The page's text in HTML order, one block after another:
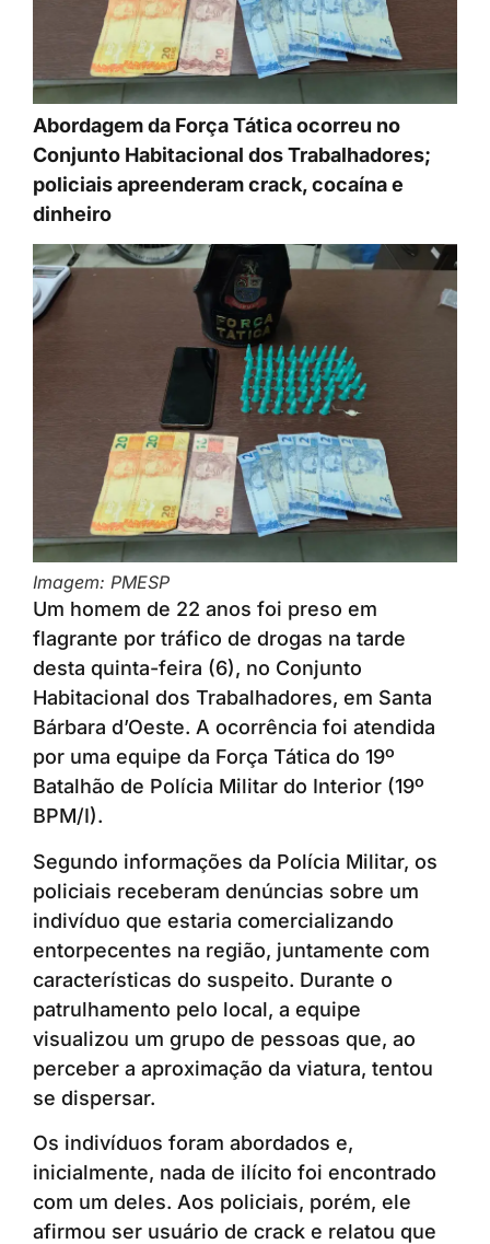
Abordagem da Força Tática ocorreu no
Conjunto Habitacional dos Trabalhadores;
policiais apreenderam crack, cocaína e
dinheiro
Imagem: PMESP
Um homem de 22 anos foi preso em
flagrante por tráfico de drogas na tarde
desta quinta-feira (6), no Conjunto
Habitacional dos Trabalhadores, em Santa
Bárbara d’Oeste. A ocorrência foi atendida
por uma equipe da Força Tática do 19º
Batalhão de Polícia Militar do Interior (19º
BPM/I).
Segundo informações da Polícia Militar, os
policiais receberam denúncias sobre um
indivíduo que estaria comercializando
entorpecentes na região, juntamente com
características do suspeito. Durante o
patrulhamento pelo local, a equipe
visualizou um grupo de pessoas que, ao
perceber a aproximação da viatura, tentou
se dispersar.
Os indivíduos foram abordados e,
inicialmente, nada de ilícito foi encontrado
com um deles. Aos policiais, porém, ele
afirmou ser usuário de crack e relatou que